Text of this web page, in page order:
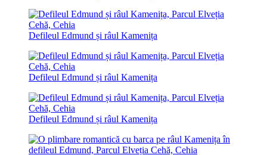
Defileul Edmund și râul Kamenița
Defileul Edmund și râul Kamenița
Defileul Edmund și râul Kamenița